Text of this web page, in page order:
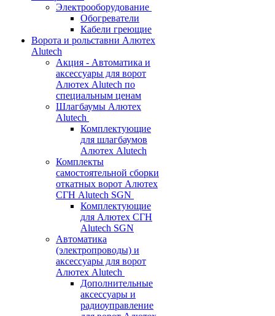
Электрооборудование
Обогреватели
Кабели греющие
Ворота и рольставни Алютех
Alutech
Акция - Автоматика и
аксессуары для ворот
Алютех Alutech по
специальным ценам
Шлагбаумы Алютех
Alutech
Комплектующие
для шлагбаумов
Алютех Alutech
Комплекты
самостоятельной сборки
откатных ворот Алютех
СГН Alutech SGN
Комплектующие
для Алютех СГН
Alutech SGN
Автоматика
(электропроводы) и
аксессуары для ворот
Алютех Alutech
Дополнительные
аксессуары и
радиоуправление